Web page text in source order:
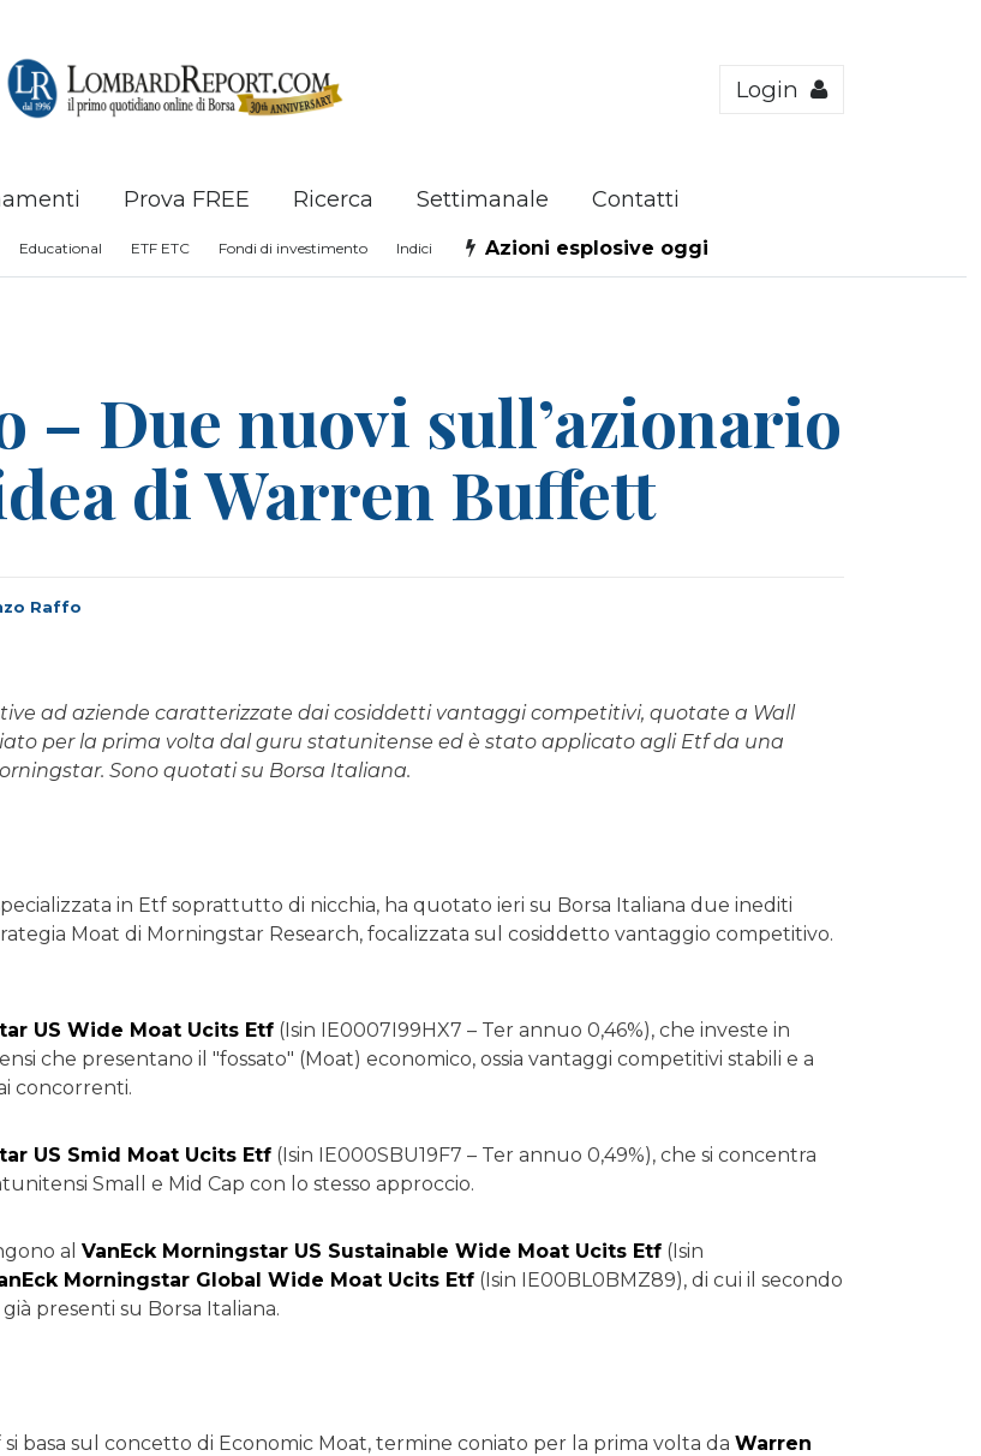
Login
Prova FREE Ricerca Settimanale Contatti
Educational ETF ETC Fondi di investimento Indici Azioni esplosive oggi
– Due nuovi sull’azionario
di Warren Buffett
Raffo
ad aziende caratterizzate dai cosiddetti vantaggi competitivi, quotate a Wall
per la prima volta dal guru statunitense ed è stato applicato agli Etf da una
Sono quotati su Borsa Italiana.
in Etf soprattutto di nicchia, ha quotato ieri su Borsa Italiana due inediti
Moat di Morningstar Research, focalizzata sul cosiddetto vantaggio competitivo.
US Wide Moat Ucits Etf (Isin IE0007I99HX7 – Ter annuo 0,46%), che investe in
che presentano il "fossato" (Moat) economico, ossia vantaggi competitivi stabili e a
concorrenti.
US Smid Moat Ucits Etf (Isin IE000SBU19F7 – Ter annuo 0,49%), che si concentra
Small e Mid Cap con lo stesso approccio.
alVanEck Morningstar US Sustainable Wide Moat Ucits Etf (Isin
Morningstar Global Wide Moat Ucits Etf (Isin IE00BL0BMZ89), di cui il secondo
presenti su Borsa Italiana.
si basa sul concetto di Economic Moat, termine coniato per la prima volta daWarren